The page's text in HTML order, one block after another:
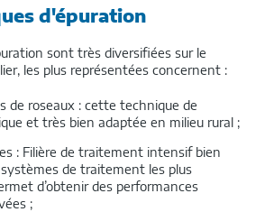
d'épuration
sont très diversifiées sur le
les plus représentées concernent :
de roseaux : cette technique de
et très bien adaptée en milieu rural ;
: Filière de traitement intensif bien
de traitement les plus
d’obtenir des performances
;